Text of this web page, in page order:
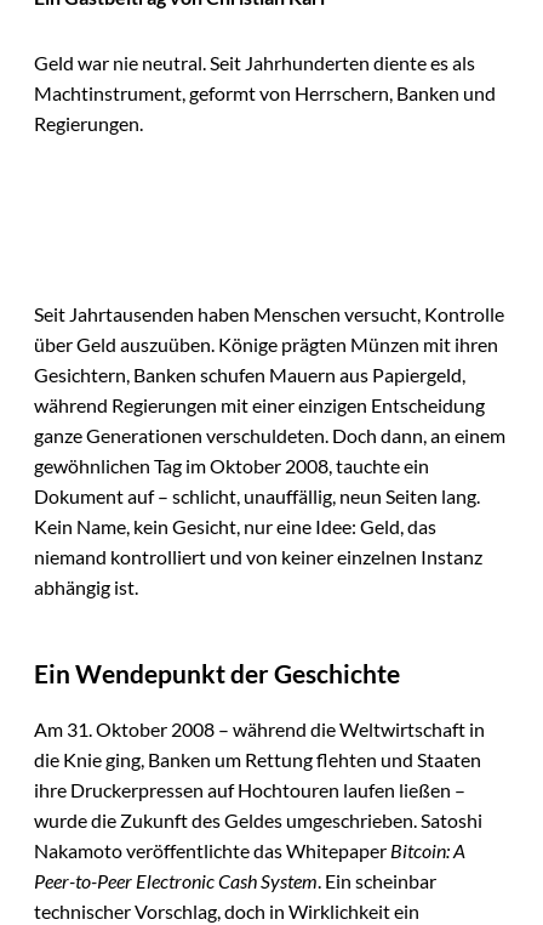
Geld war nie neutral. Seit Jahrhunderten diente es als
Machtinstrument, geformt von Herrschern, Banken und
Regierungen.
Seit Jahrtausenden haben Menschen versucht, Kontrolle
über Geld auszuüben. Könige prägten Münzen mit ihren
Gesichtern, Banken schufen Mauern aus Papiergeld,
während Regierungen mit einer einzigen Entscheidung
ganze Generationen verschuldeten. Doch dann, an einem
gewöhnlichen Tag im Oktober 2008, tauchte ein
Dokument auf – schlicht, unauffällig, neun Seiten lang.
Kein Name, kein Gesicht, nur eine Idee: Geld, das
niemand kontrolliert und von keiner einzelnen Instanz
abhängig ist.
Ein Wendepunkt der Geschichte
Am 31. Oktober 2008 – während die Weltwirtschaft in
die Knie ging, Banken um Rettung flehten und Staaten
ihre Druckerpressen auf Hochtouren laufen ließen –
wurde die Zukunft des Geldes umgeschrieben. Satoshi
Nakamoto veröffentlichte das Whitepaper Bitcoin: A
Peer-to-Peer Electronic Cash System. Ein scheinbar
technischer Vorschlag, doch in Wirklichkeit ein